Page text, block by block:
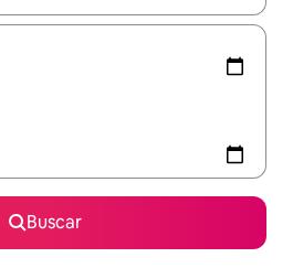
Buscar